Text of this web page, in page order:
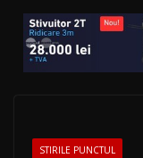
STIRILE PUNCTUL